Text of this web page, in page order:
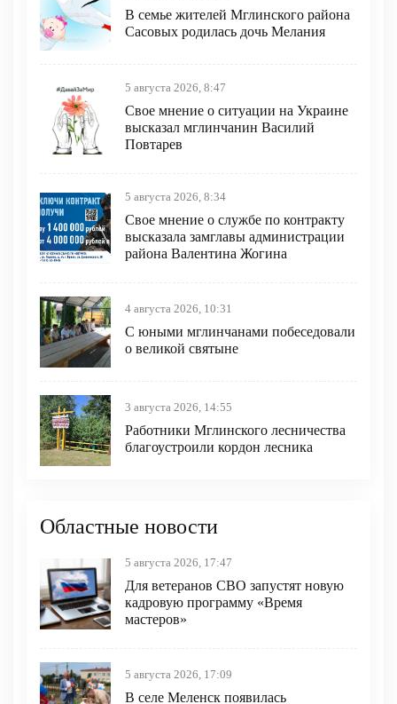
В семье жителей Мглинского района
Сасовых родилась дочь Мелания
5 августа 2026, 8:47
Свое мнение о ситуации на Украине
высказал мглинчанин Василий
Повтарев
5 августа 2026, 8:34
Свое мнение о службе по контракту
высказала замглавы администрации
района Валентина Жогина
4 августа 2026, 10:31
С юными мглинчанами побеседовали
о великой святыне
3 августа 2026, 14:55
Работники Мглинского лесничества
благоустроили кордон лесника
Областные новости
5 августа 2026, 17:47
Для ветеранов СВО запустят новую
кадровую программу «Время
мастеров»
5 августа 2026, 17:09
В селе Меленск появилась